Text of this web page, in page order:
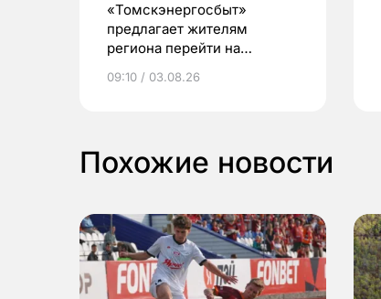
«Томскэнергосбыт»
предлагает жителям
региона перейти на
выиграть призы
09:10 / 03.08.26
Похожие новости